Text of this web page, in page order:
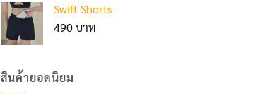
Swift Shorts
490
สินค้ายอดนิยม